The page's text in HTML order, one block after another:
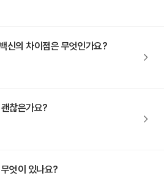
신의 차이점은 무엇인가요?
찮은가요?
엇이 있나요?